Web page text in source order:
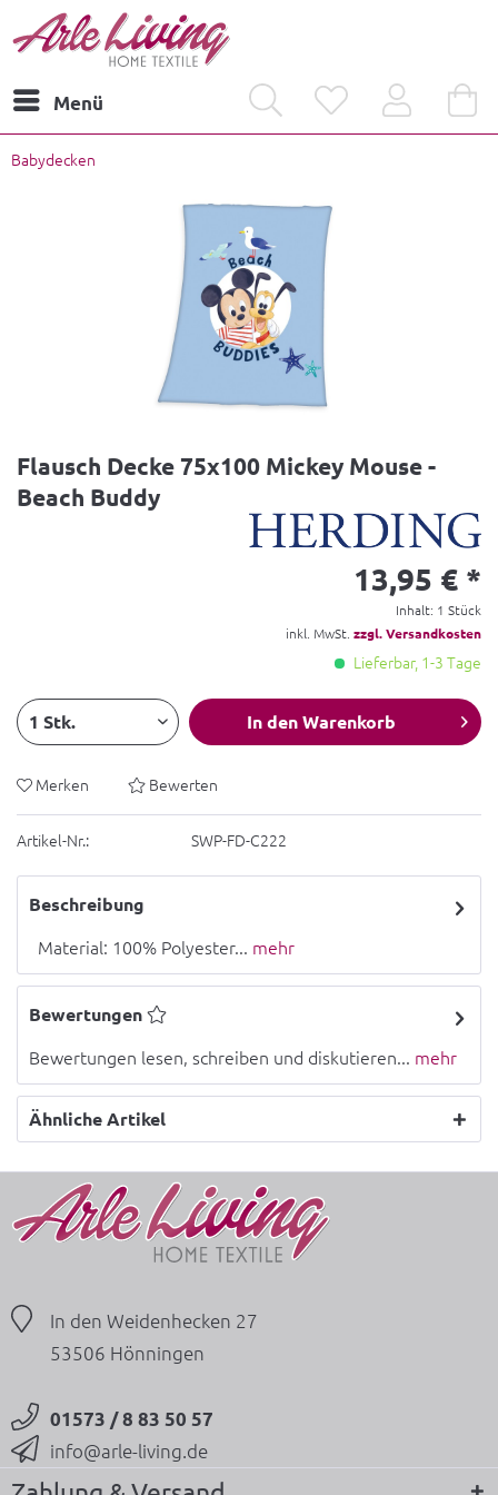
Menü
Babydecken
Flausch Decke 75x100 Mickey Mouse -
Beach Buddy
13,95 € *
Inhalt: 1 Stück
inkl. MwSt. zzgl. Versandkosten
Lieferbar, 1-3 Tage
In den Warenkorb
Merken Bewerten
Artikel-Nr.: SWP-FD-C222
Beschreibung
Material: 100% Polyester... mehr
Bewertungen
Bewertungen lesen, schreiben und diskutieren... mehr
Ähnliche Artikel
In den Weidenhecken 27
53506 Hönningen
01573 / 8 83 50 57
info@arle-living.de